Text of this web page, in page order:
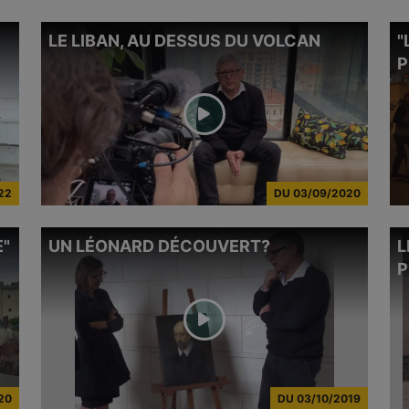
Michel Onfray s'est rendu sur le vignoble de la
Coulée de Serrant, en Anjou, pour y
rencontrer le maître des lieux, Nicolas Joly,
"pape de la biodynamie".
Un documentaire exclusif de 36 minutes.
LE LIBAN, AU DESSUS DU VOLCAN
DU 03/09/2020
En
de
Documentaire de 52 minutes consacré à la
jeunesse de Michel Onfray en
Normandie.Réalisation: Stéphane Simon et
Alexandre Jonette
UN LÉONARD DÉCOUVERT?
DU 03/10/2019